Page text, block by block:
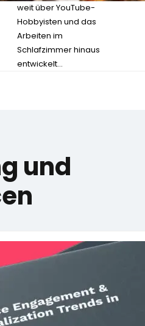
weit über YouTube-
Hobbyisten und das
Arbeiten im
Schlafzimmer hinaus
entwickelt…
und